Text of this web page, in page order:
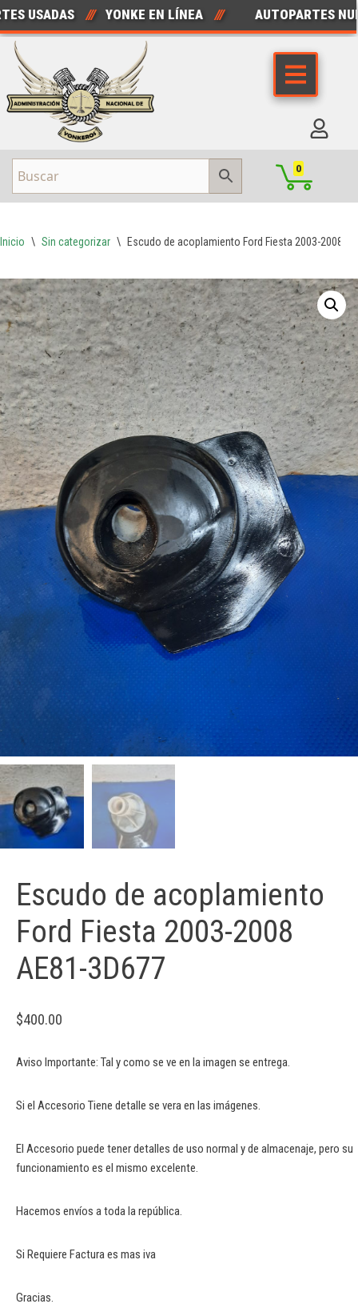
Saltar
al
contenido
USADAS /// YONKE EN LÍNEA /// AUTOPARTES
0
Inicio \ Sin categorizar \ Escudo de acoplamiento Ford Fiesta 2003-2008
Escudo de acoplamiento
Ford Fiesta 2003-2008
AE81-3D677
$400.00
Aviso Importante: Tal y como se ve en la imagen se entrega.
Si el Accesorio Tiene detalle se vera en las imágenes.
El Accesorio puede tener detalles de uso normal y de almacenaje, pero su
funcionamiento es el mismo excelente.
Hacemos envíos a toda la república.
Si Requiere Factura es mas iva
Gracias.